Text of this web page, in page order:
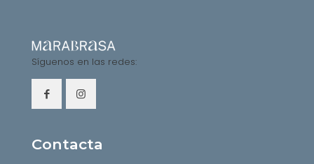
Síguenos en las redes:
Contacta